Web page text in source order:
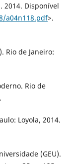
2014. Disponível
a04n118.pdf>.
Rio de Janeiro:
Rio de
Loyola, 2014.
(GEU).